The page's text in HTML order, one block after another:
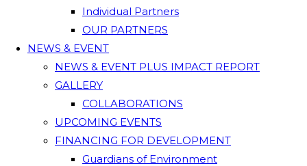
Individual Partners
OUR PARTNERS
NEWS & EVENT
NEWS & EVENT PLUS IMPACT REPORT
GALLERY
COLLABORATIONS
UPCOMING EVENTS
FINANCING FOR DEVELOPMENT
Guardians of Environment